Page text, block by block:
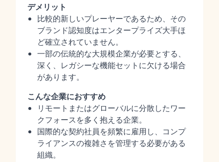
デメリット
比較的新しいプレーヤーであるため、その
ブランド認知度はエンタープライズ大手ほ
ど確立されていません。
一部の伝統的な大規模企業が必要とする、
深く、レガシーな機能セットに欠ける場合
があります。
こんな企業におすすめ
リモートまたはグローバルに分散したワー
クフォースを多く抱える企業。
国際的な契約社員を頻繁に雇用し、コンプ
ライアンスの複雑さを管理する必要がある
組織。